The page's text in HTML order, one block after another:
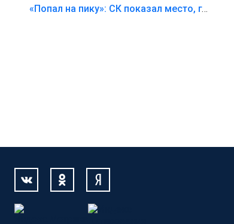
что такое хорошо и что такое плохо!
«Попал на пику»: СК показал место, где был смертельно травмирован ребенок в Тольятти